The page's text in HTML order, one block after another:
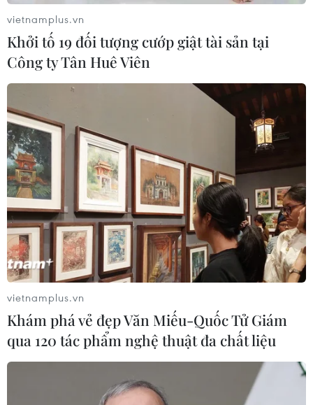
vietnamplus.vn
Khởi tố 19 đối tượng cướp giật tài sản tại
Công ty Tân Huê Viên
vietnamplus.vn
Khám phá vẻ đẹp Văn Miếu-Quốc Tử Giám
qua 120 tác phẩm nghệ thuật đa chất liệu